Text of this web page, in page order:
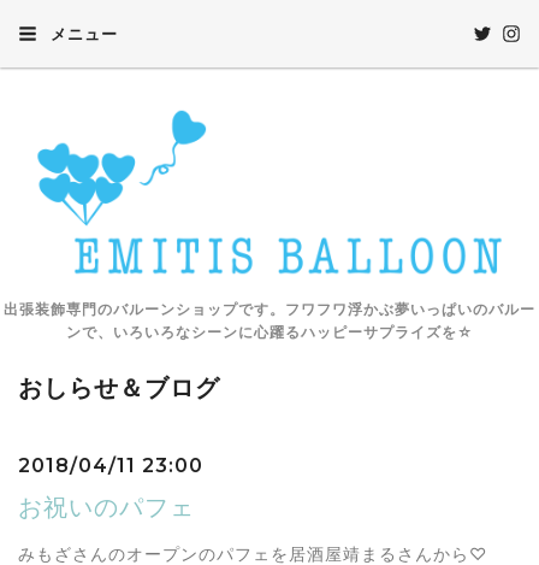
メニュー
出張装飾専門のバルーンショップです。フワフワ浮かぶ夢いっぱいのバルー
ンで、いろいろなシーンに心躍るハッピーサプライズを☆
おしらせ＆ブログ
2018/04/11 23:00
お祝いのパフェ
みもざさんのオープンのパフェを居酒屋靖まるさんから♡